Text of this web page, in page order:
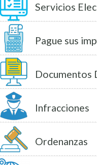
Servicios
Pague sus
Documentos
Infracciones
Ordenanzas